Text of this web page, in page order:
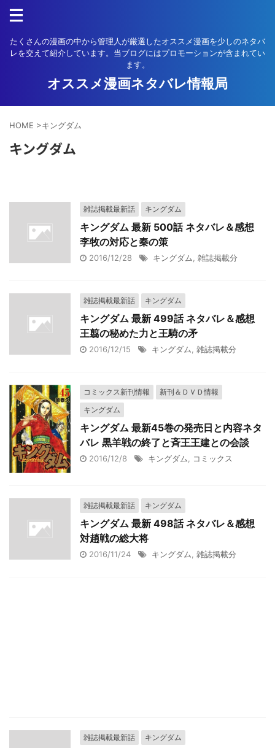
たくさんの漫画の中から管理人が厳選したオススメ漫画を少しのネタバ
レを交えて紹介しています。当ブログにはプロモーションが含まれてい
ます。
オススメ漫画ネタバレ情報局
HOME >キングダム
キングダム
雑誌掲載最新話 キングダム
キングダム 最新 500話 ネタバレ＆感想
李牧の対応と秦の策
2016/12/28 キングダム 雑誌掲載分
雑誌掲載最新話 キングダム
キングダム 最新 499話 ネタバレ＆感想
王翦の秘めた力と王騎の矛
2016/12/15 キングダム 雑誌掲載分
コミックス新刊情報
新刊＆ＤＶＤ情報
キングダム
キングダム 最新45巻の発売日と内容ネタ
バレ 黒羊戦の終了と斉王王建との会談
2016/12/8 キングダム コミックス
雑誌掲載最新話 キングダム
キングダム 最新 498話 ネタバレ＆感想
対趙戦の総大将
2016/11/24 キングダム 雑誌掲載分
雑誌掲載最新話 キングダム